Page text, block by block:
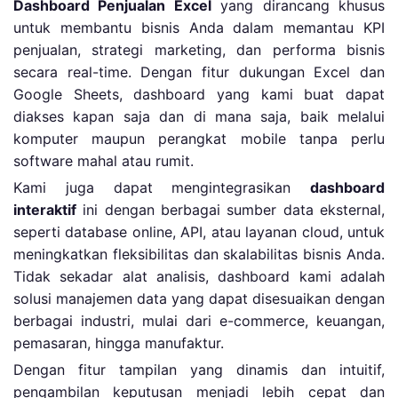
Dashboard Penjualan Excelyang dirancang khusus
untuk membantu bisnis Anda dalam memantau KPI
penjualan, strategi marketing, dan performa bisnis
secara real-time. Dengan fitur dukungan Excel dan
Google Sheets, dashboard yang kami buat dapat
diakses kapan saja dan di mana saja, baik melalui
komputer maupun perangkat mobile tanpa perlu
software mahal atau rumit.
Kami juga dapat mengintegrasikan dashboard
interaktif ini dengan berbagai sumber data eksternal,
seperti database online, API, atau layanan cloud, untuk
meningkatkan fleksibilitas dan skalabilitas bisnis Anda.
Tidak sekadar alat analisis, dashboard kami adalah
solusi manajemen data yang dapat disesuaikan dengan
berbagai industri, mulai dari e-commerce, keuangan,
pemasaran, hingga manufaktur.
Dengan fitur tampilan yang dinamis dan intuitif,
pengambilan keputusan menjadi lebih cepat dan